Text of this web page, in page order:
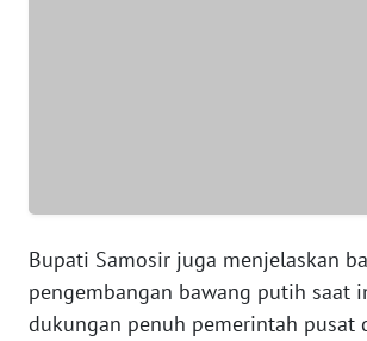
Bupati Samosir juga menjelaskan
pengembangan bawang putih saat
dukungan penuh pemerintah pusat
WN
LAMPUNG